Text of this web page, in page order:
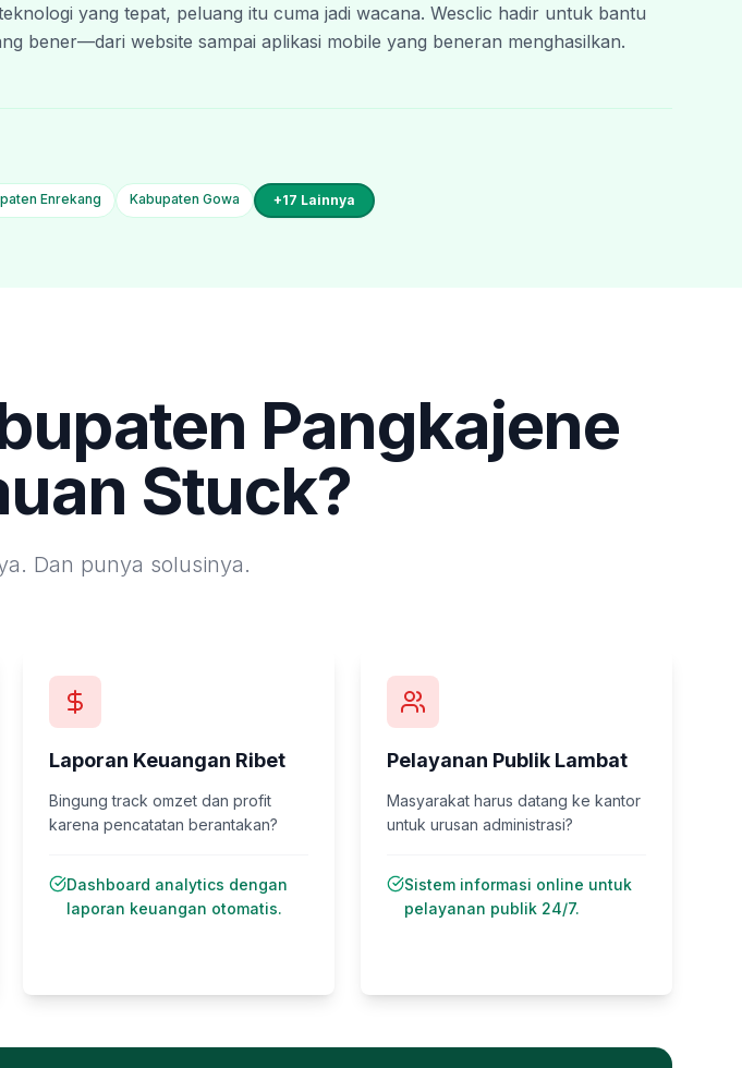
yang tepat, peluang itu cuma jadi wacana. Wesclic hadir untuk bantu
bener—dari website sampai aplikasi mobile yang beneran menghasilkan.
Enrekang Kabupaten Gowa +17 Lainnya
Pangkajene
Stuck?
Dan punya solusinya.
Laporan Keuangan Ribet
Bingung track omzet dan profit
karena pencatatan berantakan?
Dashboard analytics dengan
laporan keuangan otomatis.
Pelayanan Publik Lambat
Masyarakat harus datang ke kantor
untuk urusan administrasi?
Sistem informasi online untuk
pelayanan publik 24/7.